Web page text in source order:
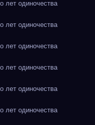
лет одиночества
лет одиночества
лет одиночества
лет одиночества
лет одиночества
лет одиночества